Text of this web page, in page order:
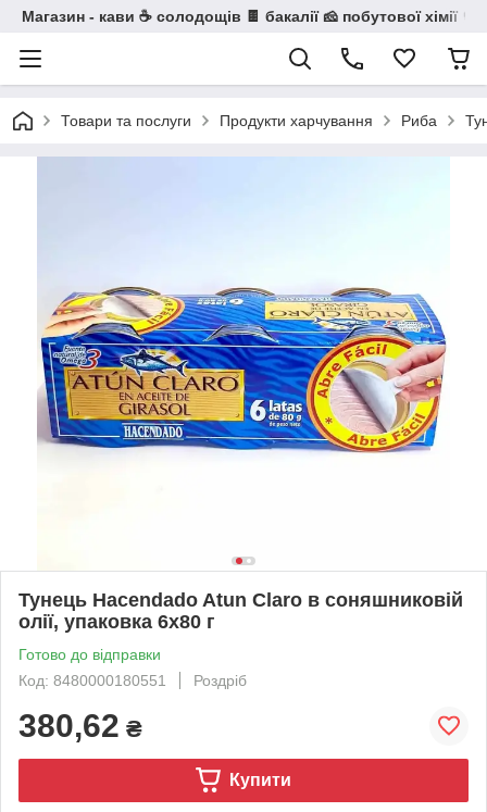
Магазин - кави ☕ солодощів 🍫 бакалії 🧀 побутової хімії 🧼
Товари та послуги Продукти харчування Риба
Тунець Hacendado Atun Claro в соняшниковій
олії, упаковка 6x80 г
Готово до відправки
Код: 8480000180551
Роздріб
380,62 ₴
Купити